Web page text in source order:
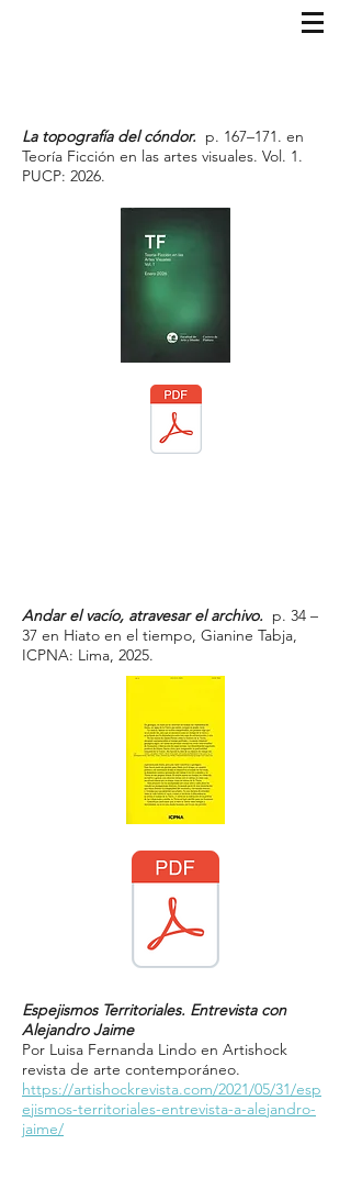
La topografía del cóndor. p. 167–171. en
Teoría Ficción en las artes visuales. Vol. 1.
PUCP: 2026.
Andar el vacío, atravesar el archivo. p. 34 –
37 en Hiato en el tiempo, Gianine Tabja,
ICPNA: Lima, 2025.
Espejismos Territoriales. Entrevista con
Alejandro Jaime
Por Luisa Fernanda Lindo en Artishock
revista de arte contemporáneo.
https://artishockrevista.com/2021/05/31/esp
ejismos-territoriales-entrevista-a-alejandro-
jaime/